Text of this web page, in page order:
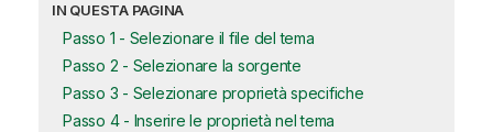
IN QUESTA PAGINA
Passo 1 - Selezionare il file del tema
Passo 2 - Selezionare la sorgente
Passo 3 - Selezionare proprietà specifiche
Passo 4 - Inserire le proprietà nel tema